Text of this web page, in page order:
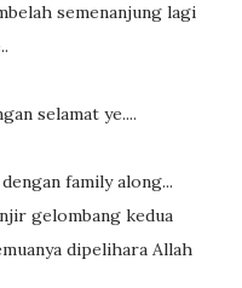
semenanjung lagi
selamat ye....
family along...
gelombang kedua
dipelihara Allah